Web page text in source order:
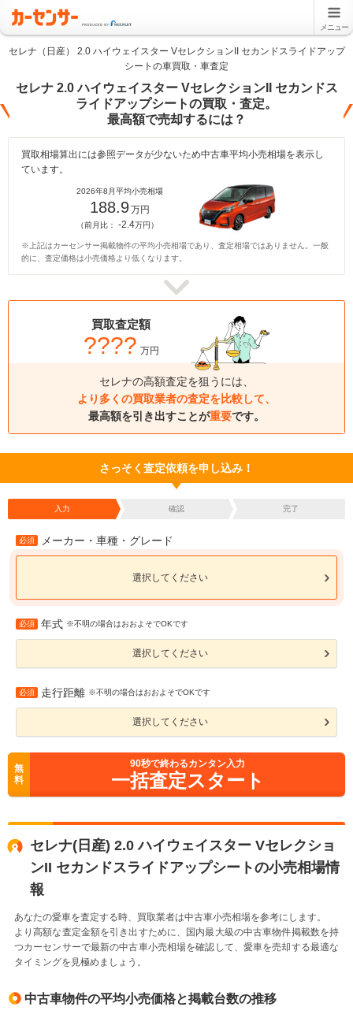
メニュー
セレナ（日産） 2.0 ハイウェイスター VセレクションII セカンドスライドアップ
シートの車買取・車査定
セレナ 2.0 ハイウェイスター VセレクションII セカンドス
ライドアップシートの買取・査定。
最高額で売却するには？
買取相場算出には参照データが少ないため中古車平均小売相場を表示し
ています。
2026年8月平均小売相場
188.9万円
（前月比： -2.4万円）
※上記はカーセンサー掲載物件の平均小売相場であり、査定相場ではありません。一般
的に、査定価格は小売価格より低くなります。
買取査定額
???? 万円
セレナの高額査定を狙うには、
より多くの買取業者の査定を比較して、
最高額を引き出すことが重要です。
さっそく査定依頼を申し込み！
入力 確認 完了
必須 メーカー・車種・グレード
選択してください
必須 年式 ※不明の場合はおおよそでOKです
選択してください
必須 走行距離 ※不明の場合はおおよそでOKです
選択してください
無
料
90秒で終わるカンタン入力
一括査定スタート
セレナ(日産) 2.0 ハイウェイスター Vセレクショ
ンII セカンドスライドアップシートの小売相場情
報
あなたの愛車を査定する時、買取業者は中古車小売相場を参考にします。
より高額な査定金額を引き出すために、国内最大級の中古車物件掲載数を持
つカーセンサーで最新の中古車小売相場を確認して、愛車を売却する最適な
タイミングを見極めましょう。
中古車物件の平均小売価格と掲載台数の推移